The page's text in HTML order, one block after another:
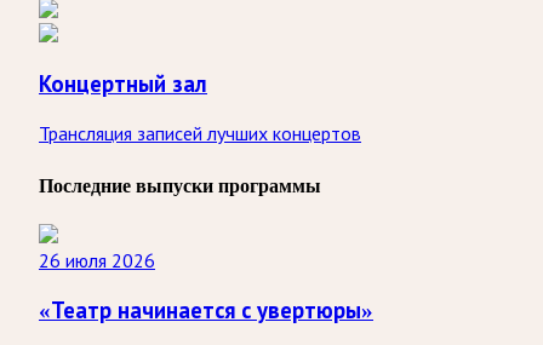
Концертный зал
Трансляция записей лучших концертов
Последние выпуски программы
26 июля 2026
«Театр начинается с увертюры»